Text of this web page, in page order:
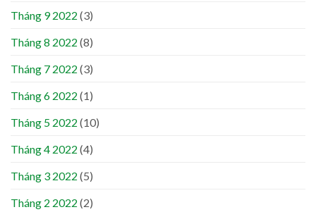
Tháng 9 2022 (3)
Tháng 8 2022 (8)
Tháng 7 2022 (3)
Tháng 6 2022 (1)
Tháng 5 2022 (10)
Tháng 4 2022 (4)
Tháng 3 2022 (5)
Tháng 2 2022 (2)